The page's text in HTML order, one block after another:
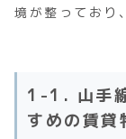
境が整っており
1-1. 山手
すめの賃貸